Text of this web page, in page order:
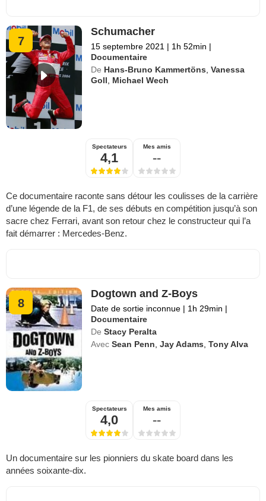
7
Schumacher
15 septembre 2021 | 1h 52min |
Documentaire
De Hans-Bruno Kammertöns ,Vanessa
Goll
Michael Wech
Spectateurs
4,1
Mes amis
--
Ce documentaire raconte sans détour les coulisses de la carrière
d’une légende de la F1, de ses débuts en compétition jusqu’à son
sacre chez Ferrari, avant son retour chez le constructeur qui l’a
fait démarrer : Mercedes-Benz.
8
Dogtown and Z-Boys
Date de sortie inconnue | 1h 29min |
Documentaire
De Stacy Peralta
Avec Sean Penn ,Jay Adams ,Tony Alva
Spectateurs
4,0
Mes amis
--
Un documentaire sur les pionniers du skate board dans les
années soixante-dix.